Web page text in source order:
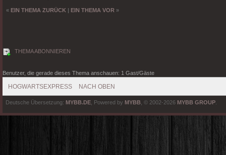
« EIN THEMA ZURÜCK | EIN THEMA VOR »
THEMA ABONNIEREN
Benutzer, die gerade dieses Thema anschauen: 1 Gast/Gäste
HOGWARTSEXPRESS NACH OBEN
Deutsche Übersetzung: MYBB.DE , Powered by MYBB , © 2002-2026 MYBB GROUP